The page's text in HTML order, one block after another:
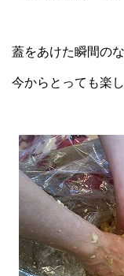
蓋をあけた瞬間の
今からとっても楽し